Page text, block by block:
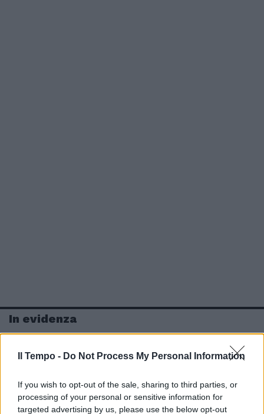
Il Tempo - Do Not Process My Personal Information
If you wish to opt-out of the sale, sharing to third parties, or
processing of your personal or sensitive information for
targeted advertising by us, please use the below opt-out
In evidenza